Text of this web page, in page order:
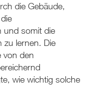
die Gebäude,
und somit die
zu lernen. Die
von den
wie wichtig solche